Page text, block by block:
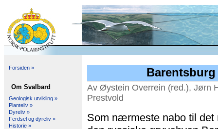
Forsiden »
Om Svalbard
Geologisk utvikling »
Planteliv »
Dyreliv »
Ferdsel og dyreliv »
Historie »
Av Øystein Overrein (red.), Jørn
Prestvold
Som nærmeste nabo til det